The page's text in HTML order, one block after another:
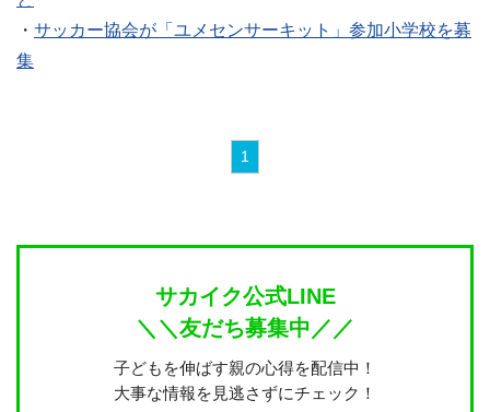
・ サッカー協会が「ユメセンサーキット」参加小学校を募
集
1
サカイク公式LINE
＼＼友だち募集中／／
子どもを伸ばす親の心得を配信中！
大事な情報を見逃さずにチェック！